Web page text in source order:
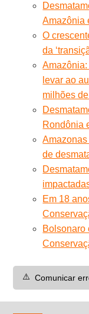
Amazônia
O
da
levar ao
milhões
Rondônia
de
Em 18
Bolsonaro
⚠️ Comunicar